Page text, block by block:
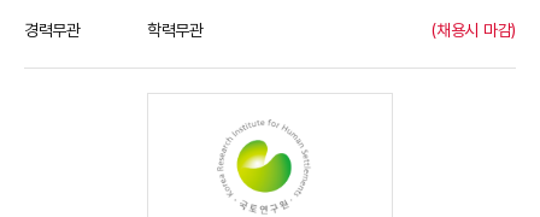
경력무관 학력무관 (채용시 마감)